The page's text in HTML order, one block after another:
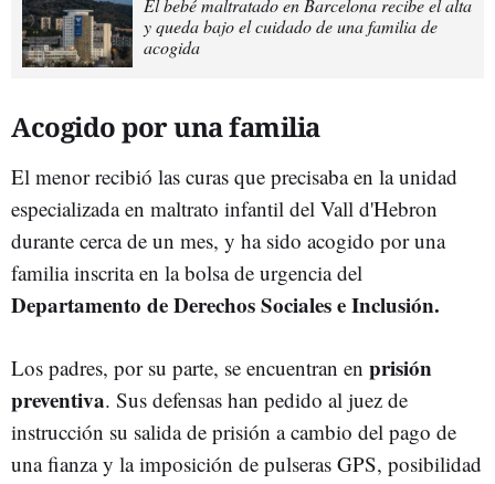
El bebé maltratado en Barcelona recibe el alta
y queda bajo el cuidado de una familia de
acogida
Acogido por una familia
El menor recibió las curas que precisaba en la unidad
especializada en maltrato infantil del Vall d'Hebron
durante cerca de un mes, y ha sido acogido por una
familia inscrita en la bolsa de urgencia del
Departamento de Derechos Sociales e Inclusión.
Los padres, por su parte, se encuentran en prisión
preventiva. Sus defensas han pedido al juez de
instrucción su salida de prisión a cambio del pago de
una fianza y la imposición de pulseras GPS, posibilidad